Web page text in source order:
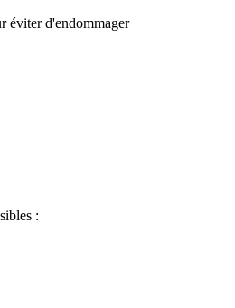
éviter d'endommager
: